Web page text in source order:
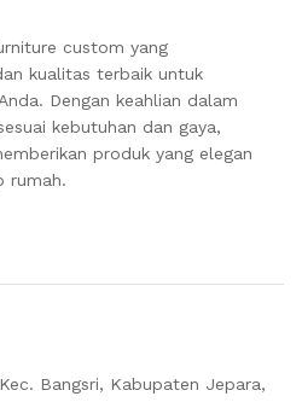
custom yang
kualitas terbaik untuk
Dengan keahlian dalam
kebutuhan dan gaya,
produk yang elegan
rumah.
Bangsri, Kabupaten Jepara,